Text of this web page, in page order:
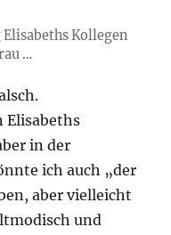
Kollegen
…
Elisabeths
in der
ich auch „der
aber vielleicht
und